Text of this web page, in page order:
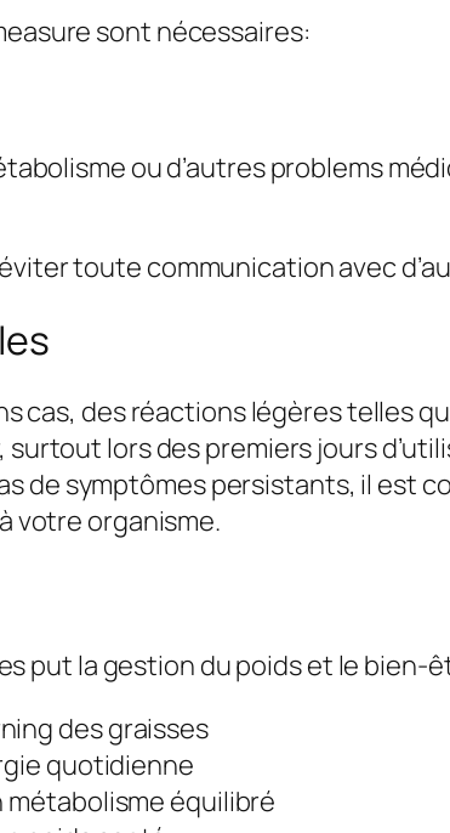
sont nécessaires:
ou d’autres problems
toute communication avec
cas, des réactions légères telles
lors des premiers jours
de symptômes persistants, il est
votre organisme.
put la gestion du poids et le bien-
des graisses
quotidienne
équilibré